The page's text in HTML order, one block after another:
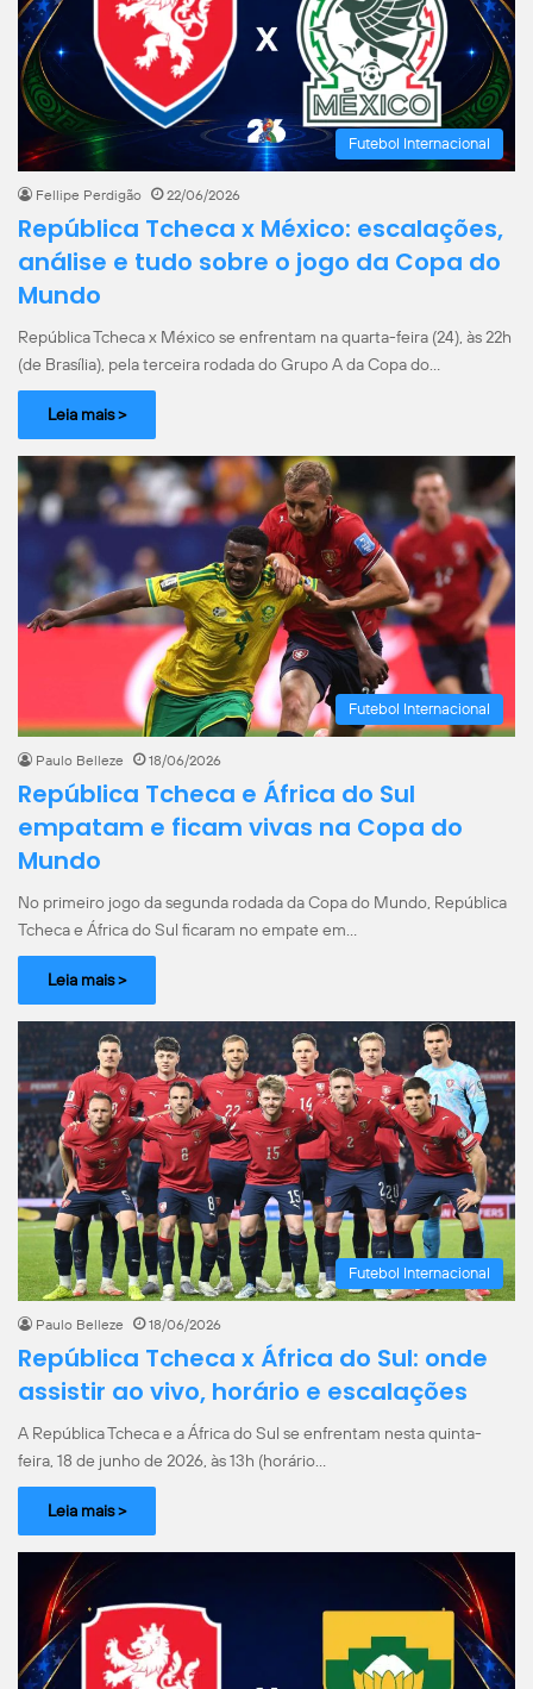
Futebol Internacional
Fellipe Perdigão 22/06/2026
República Tcheca x México: escalações,
análise e tudo sobre o jogo da Copa do
Mundo
República Tcheca x México se enfrentam na quarta-feira (24), às 22h
(de Brasília), pela terceira rodada do Grupo A da Copa do…
Leia mais >
Futebol Internacional
Paulo Belleze 18/06/2026
República Tcheca e África do Sul
empatam e ficam vivas na Copa do
Mundo
No primeiro jogo da segunda rodada da Copa do Mundo, República
Tcheca e África do Sul ficaram no empate em…
Leia mais >
Futebol Internacional
Paulo Belleze 18/06/2026
República Tcheca x África do Sul: onde
assistir ao vivo, horário e escalações
A República Tcheca e a África do Sul se enfrentam nesta quinta-
feira, 18 de junho de 2026, às 13h (horário…
Leia mais >